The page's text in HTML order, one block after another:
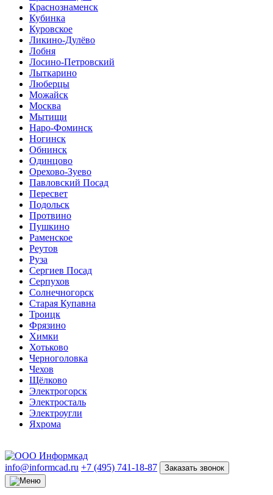
Краснознаменск
Кубинка
Куровское
Ликино-Дулёво
Лобня
Лосино-Петровский
Лыткарино
Люберцы
Можайск
Москва
Мытищи
Наро-Фоминск
Ногинск
Обнинск
Одинцово
Орехово-Зуево
Павловский Посад
Пересвет
Подольск
Протвино
Пушкино
Раменское
Реутов
Руза
Сергиев Посад
Серпухов
Солнечногорск
Старая Купавна
Троицк
Фрязино
Химки
Хотьково
Черноголовка
Чехов
Щёлково
Электрогорск
Электросталь
Электроугли
Яхрома
info@informcad.ru +7 (495) 741-18-87 Заказать звонок